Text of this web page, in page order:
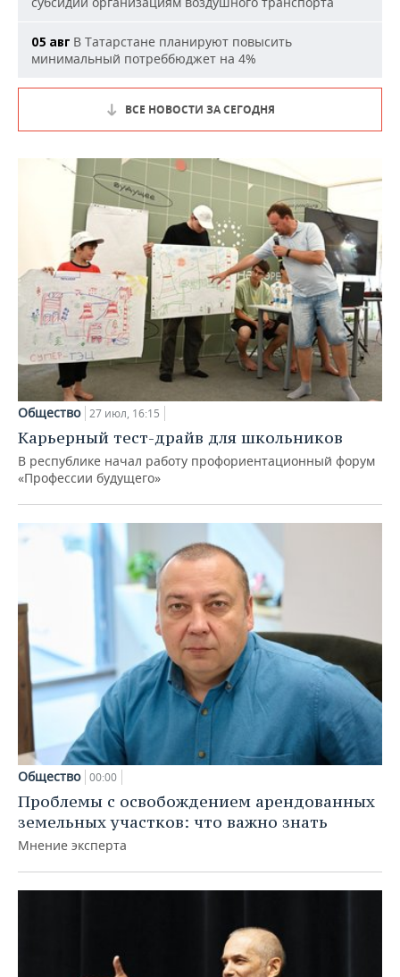
05 авг В Татарстане планируют повысить
минимальный потреббюджет на 4%
ВСЕ НОВОСТИ ЗА СЕГОДНЯ
Общество 27 июл, 16:15
Карьерный тест-драйв для школьников
В республике начал работу профориентационный форум
«Профессии будущего»
Общество 00:00
Проблемы с освобождением арендованных
земельных участков: что важно знать
Мнение эксперта